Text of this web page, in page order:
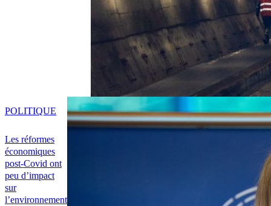
Les réformes
économiques
post-Covid ont
peu d’impact
sur
l’environnement
POLITIQUE